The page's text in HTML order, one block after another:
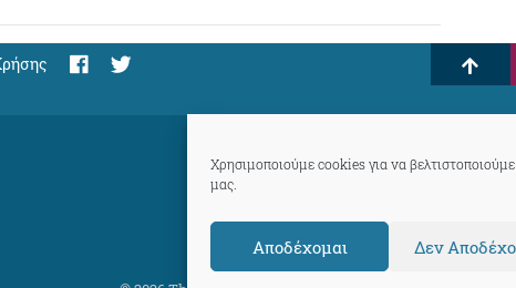
Χρησιμοποιούμε cookies για να
μας.
Αποδέχομαι Δεν